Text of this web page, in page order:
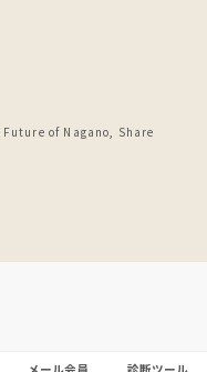
of Nagano, Share